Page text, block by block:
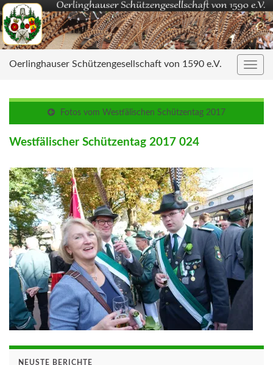
Oerlinghauser Schützengesellschaft von 1590 e.V.
Fotos vom Westfälischen Schützentag 2017
Westfälischer Schützentag 2017 024
NEUSTE BERICHTE